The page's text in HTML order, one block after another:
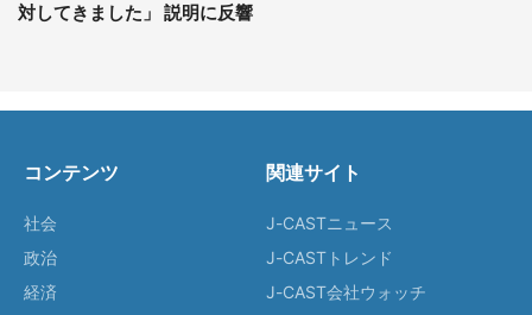
対してきました」 説明に反響
コンテンツ
社会
政治
経済
関連サイト
J-CASTニュース
J-CASTトレンド
J-CAST会社ウォッチ